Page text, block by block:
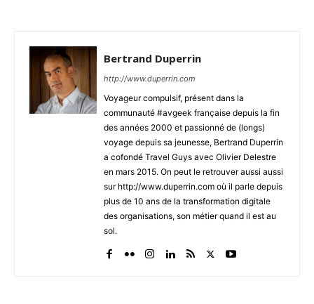
Bertrand Duperrin
http://www.duperrin.com
Voyageur compulsif, présent dans la
communauté #avgeek française depuis la fin
des années 2000 et passionné de (longs)
voyage depuis sa jeunesse, Bertrand Duperrin
a cofondé Travel Guys avec Olivier Delestre
en mars 2015. On peut le retrouver aussi aussi
sur http://www.duperrin.com où il parle depuis
plus de 10 ans de la transformation digitale
des organisations, son métier quand il est au
sol.